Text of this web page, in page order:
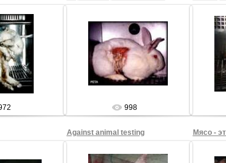
27.08.2009
Sham69
998
Against animal testing Мясо -